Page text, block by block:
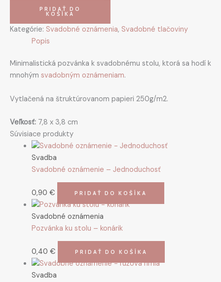
PRIDAŤ DO
KOŠÍKA
Kategórie: Svadobné oznámenia, Svadobné tlačoviny
Popis
Minimalistická pozvánka k svadobnému stolu, ktorá sa hodí k
mnohým svadobným oznámeniam.
Vytlačená na štruktúrovanom papieri 250g/m2.
Veľkosť: 7,8 x 3,8 cm
Súvisiace produkty
Svadba
Svadobné oznámenie – Jednoduchosť
0,90 € PRIDAŤ DO KOŠÍKA
Svadobné oznámenia
Pozvánka ku stolu – konárik
0,40 € PRIDAŤ DO KOŠÍKA
Svadba